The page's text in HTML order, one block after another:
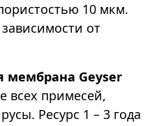
10 мкм.
от
мембрана Geyser
всех примесей,
Ресурс 1 – 3 года